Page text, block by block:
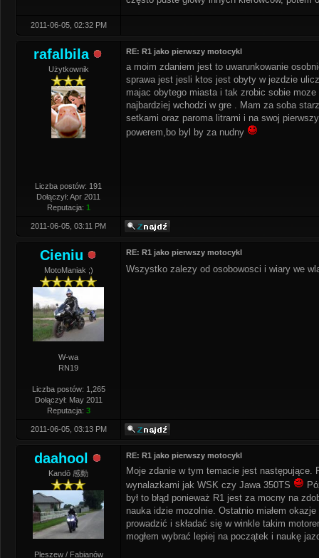
2011-06-05, 02:32 PM
rafalbila
Użytkownik
Liczba postów: 191
Dołączył: Apr 2011
Reputacja: 1
RE: R1 jako pierwszy motocykl
a moim zdaniem jest to uwarunkowanie
sprawa jest jesli ktos jest obyty w jezdzie
majac obytego miasta i tak zrobic sobie
najbardziej wchodzi w gre . Mam za soba
setkami oraz paroma litrami i na swoj
powerem,bo byl by za nudny
2011-06-05, 03:11 PM
Cieniu
MotoManiak ;)
W-wa
RN19
Liczba postów: 1,265
Dołączył: May 2011
Reputacja: 3
RE: R1 jako pierwszy motocykl
Wszystko zalezy od osobowosci i wiary we
2011-06-05, 03:13 PM
daahool
Kandō 感動
Pleszew / Fabianów
RE: R1 jako pierwszy motocykl
Moje zdanie w tym temacie jest następujące.
wynalazkami jak WSK czy Jawa 350TS
był to błąd ponieważ R1 jest za mocny na
nauka idzie mozolnie. Ostatnio miałem
prowadzić i składać się w winkle takim
mogłem wybrać lepiej na początek i naukę